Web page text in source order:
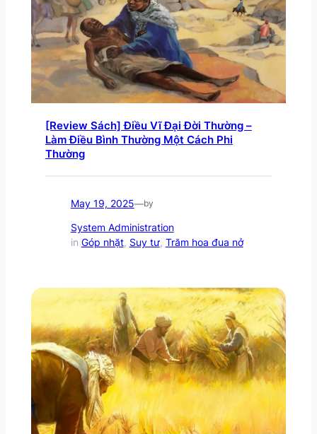
[Review Sách] Điều Vĩ Đại Đời Thường –
Làm Điều Bình Thường Một Cách Phi
Thường
May 19, 2025—by
System Administration
in Góp nhặt, Suy tư, Trăm hoa đua nở